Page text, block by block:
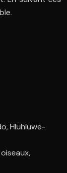
Hluhluwe-